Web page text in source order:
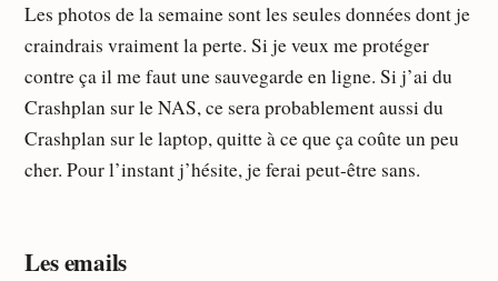
Les photos de la semaine sont les seules données dont je
craindrais vraiment la perte. Si je veux me protéger
contre ça il me faut une sauvegarde en ligne. Si j’ai du
Crashplan sur le NAS, ce sera probablement aussi du
Crashplan sur le laptop, quitte à ce que ça coûte un peu
cher. Pour l’instant j’hésite, je ferai peut-être sans.
Les emails